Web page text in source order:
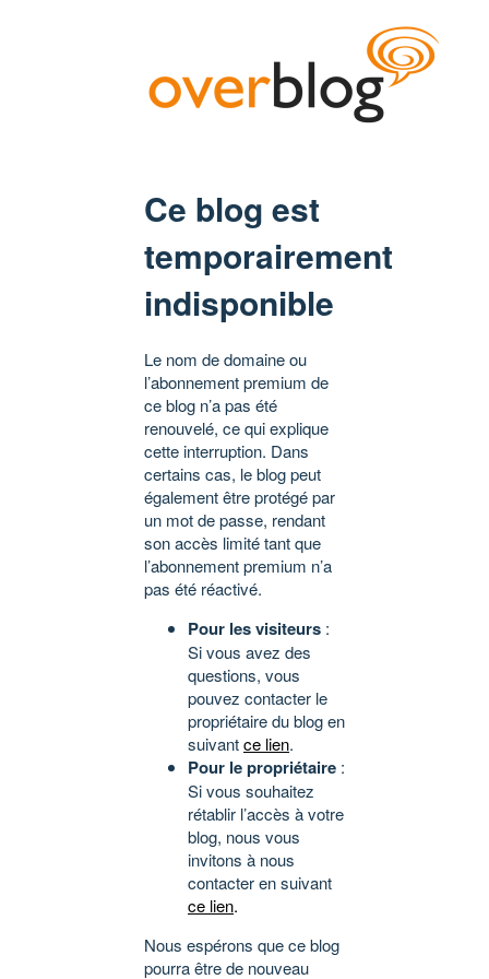
Ce blog est
temporairement
indisponible
Le nom de domaine ou
l’abonnement premium de
ce blog n’a pas été
renouvelé, ce qui explique
cette interruption. Dans
certains cas, le blog peut
également être protégé par
un mot de passe, rendant
son accès limité tant que
l’abonnement premium n’a
pas été réactivé.
Pour les visiteurs :
Si vous avez des
questions, vous
pouvez contacter le
propriétaire du blog en
suivantce lien.
Pour le propriétaire :
Si vous souhaitez
rétablir l’accès à votre
blog, nous vous
invitons à nous
contacter en suivant
ce lien.
Nous espérons que ce blog
pourra être de nouveau